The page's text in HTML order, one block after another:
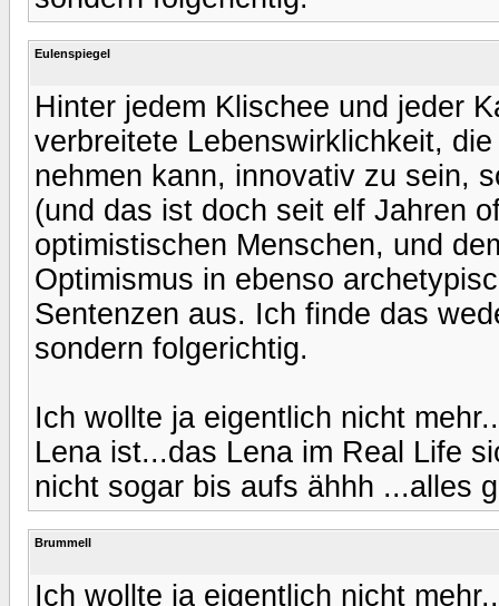
Eulenspiegel
Hinter jedem Klischee und jeder
verbreitete Lebenswirklichkeit,
nehmen kann, innovativ zu sein,
(und das ist doch seit elf Jahren
optimistischen Menschen, und
Optimismus in ebenso
Sentenzen aus. Ich finde das
sondern folgerichtig.
Ich wollte ja eigentlich nicht
Lena ist...das Lena im Real Life
nicht sogar bis aufs ähhh ...alles
Brummell
Ich wollte ja eigentlich nicht